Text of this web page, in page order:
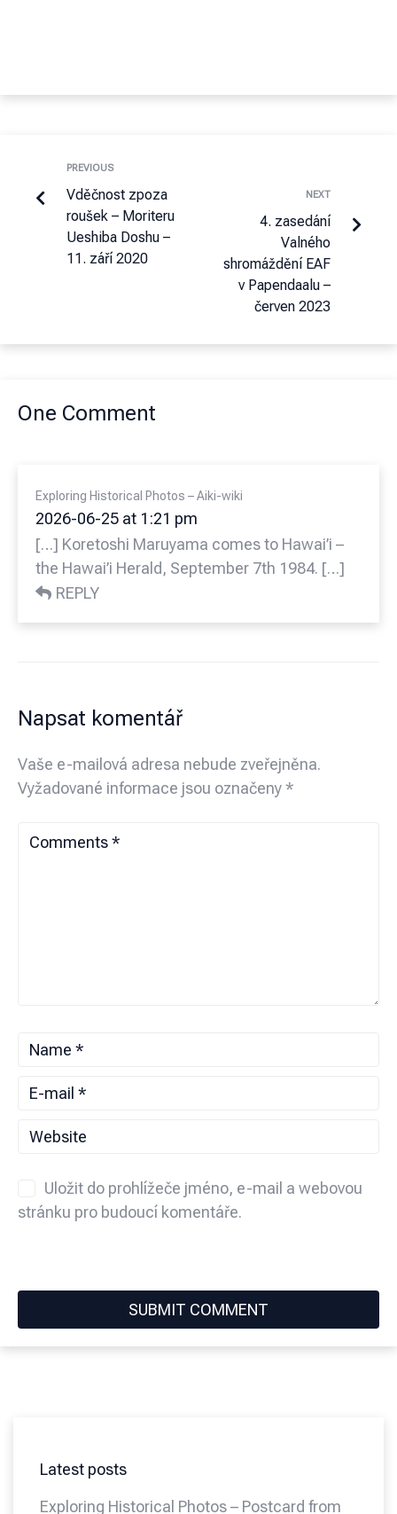
PREVIOUS
Vděčnost zpoza
roušek – Moriteru
Ueshiba Doshu –
11. září 2020
NEXT
4. zasedání
Valného
shromáždění EAF
v Papendaalu –
červen 2023
One Comment
Exploring Historical Photos – Aiki-wiki
2026-06-25 at 1:21 pm
[…] Koretoshi Maruyama comes to Hawai’i –
the Hawai’i Herald, September 7th 1984. […]
REPLY
Napsat komentář
Vaše e-mailová adresa nebude zveřejněna.
Vyžadované informace jsou označeny*
Uložit do prohlížeče jméno, e-mail a webovou
stránku pro budoucí komentáře.
Latest posts
Exploring Historical Photos – Postcard from